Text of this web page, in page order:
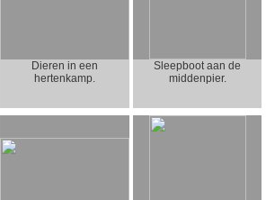
Dieren in een
hertenkamp.
Sleepboot aan de
middenpier.